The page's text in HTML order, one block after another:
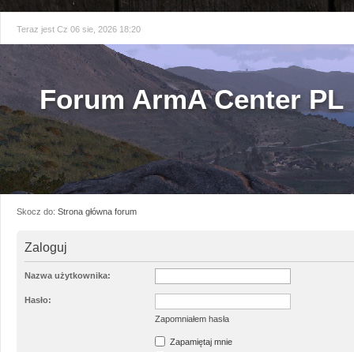
Teraz jest Cz 06 sie, 2026 18:20
Forum ArmA Center PL
Skocz do: Strona główna forum
Zaloguj
Nazwa użytkownika:
Hasło:
Zapomniałem hasła
Zapamiętaj mnie